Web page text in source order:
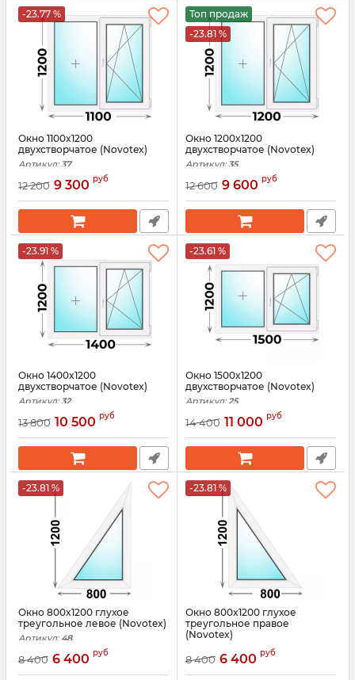
-23.77 %
Окно 1100x1200
двухстворчатое (Novotex)
Артикул: 37
12 200 9 300 руб
Топ продаж
-23.81 %
Окно 1200x1200
двухстворчатое (Novotex)
Артикул: 35
12 600 9 600 руб
-23.91 %
Окно 1400x1200
двухстворчатое (Novotex)
Артикул: 32
13 800 10 500 руб
-23.61 %
Окно 1500x1200
двухстворчатое (Novotex)
Артикул: 25
14 400 11 000 руб
-23.81 %
Окно 800x1200 глухое
треугольное левое (Novotex)
Артикул: 48
8 400 6 400 руб
-23.81 %
Окно 800x1200 глухое
треугольное правое
(Novotex)
8 400 6 400 руб